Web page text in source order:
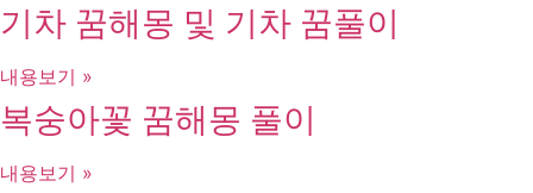
기차 꿈해몽 및 기차 꿈풀이
내용보기 »
복숭아꽃 꿈해몽 풀이
내용보기 »